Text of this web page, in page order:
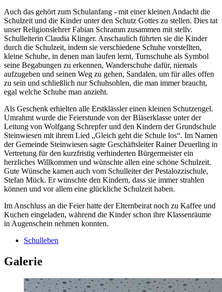
Auch das gehört zum Schulanfang - mit einer kleinen Andacht die
Schulzeit und die Kinder unter den Schutz Gottes zu stellen. Dies tat
unser Religionslehrer Fabian Schramm zusammen mit stellv.
Schulleiterin Claudia Klinger. Anschaulich führten sie die Kinder
durch die Schulzeit, indem sie verschiedene Schuhe vorstellten,
kleine Schuhe, in denen man laufen lernt, Turnschuhe als Symbol
seine Begabungen zu erkennen, Wanderschuhe dafür, niemals
aufzugeben und seinen Weg zu gehen, Sandalen, um für alles offen
zu sein und schließlich nur Schuhsohlen, die man immer braucht,
egal welche Schuhe man anzieht.
Als Geschenk erhielten alle Erstklässler einen kleinen Schutzengel.
Umrahmt wurde die Feierstunde von der Bläserklasse unter der
Leitung von Wolfgang Schrepfer und den Kindern der Grundschule
Steinwiesen mit ihrem Lied „Gleich geht die Schule los“. Im Namen
der Gemeinde Steinwiesen sagte Geschäftsleiter Rainer Deuerling in
Vertretung für den kurzfristig verhinderten Bürgermeister ein
herzliches Willkommen und wünschte allen eine schöne Schulzeit.
Gute Wünsche kamen auch vom Schulleiter der Pestalozzischule,
Stefan Mück. Er wünschte den Kindern, dass sie immer strahlen
können und vor allem eine glückliche Schulzeit haben.
Im Anschluss an die Feier hatte der Elternbeirat noch zu Kaffee und
Kuchen eingeladen, während die Kinder schon ihre Klassenräume
in Augenschein nehmen konnten.
Schulleben
Galerie